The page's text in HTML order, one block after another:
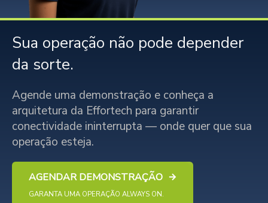
Sua operação não pode depender
da sorte.
Agende uma demonstração e conheça a
arquitetura da Effortech para garantir
conectividade ininterrupta — onde quer que sua
operação esteja.
AGENDAR DEMONSTRAÇÃO
GARANTA UMA OPERAÇÃO ALWAYS ON.